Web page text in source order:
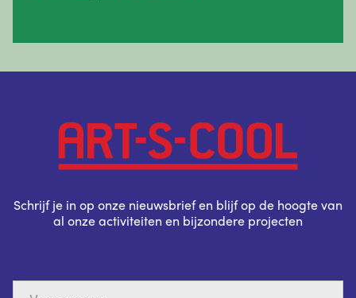
Schrijf je in op onze nieuwsbrief en blijf op de hoogte van
al onze activiteiten en bijzondere projecten